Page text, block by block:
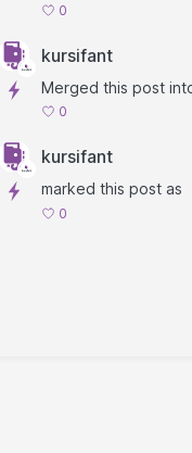
0
kursifant
Merged this post
0
kursifant
marked this post as
0